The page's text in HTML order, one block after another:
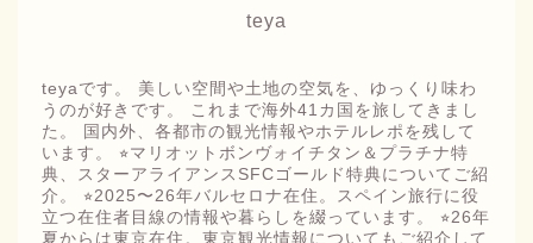
teya
teyaです。 美しい空間や土地の空気を、ゆっくり味わ
うのが好きです。 これまで海外41カ国を旅してきまし
た。 国内外、各都市の観光情報やホテルレポを残して
います。 ⭐︎マリオットボンヴォイチタン＆プラチナ特
典、スターアライアンスSFCゴールド特典についてご紹
介。 ⭐︎2025〜26年バルセロナ在住。スペイン旅行に役
立つ在住者目線の情報や暮らしを綴っています。 ⭐︎26年
夏からは東京在住。東京観光情報についてもご紹介して